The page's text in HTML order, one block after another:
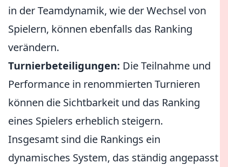
in der Teamdynamik, wie der Wechsel von
Spielern, können ebenfalls das Ranking
verändern.
Turnierbeteiligungen: Die Teilnahme und
Performance in renommierten Turnieren
können die Sichtbarkeit und das Ranking
eines Spielers erheblich steigern.
Insgesamt sind die Rankings ein
dynamisches System, das ständig angepasst